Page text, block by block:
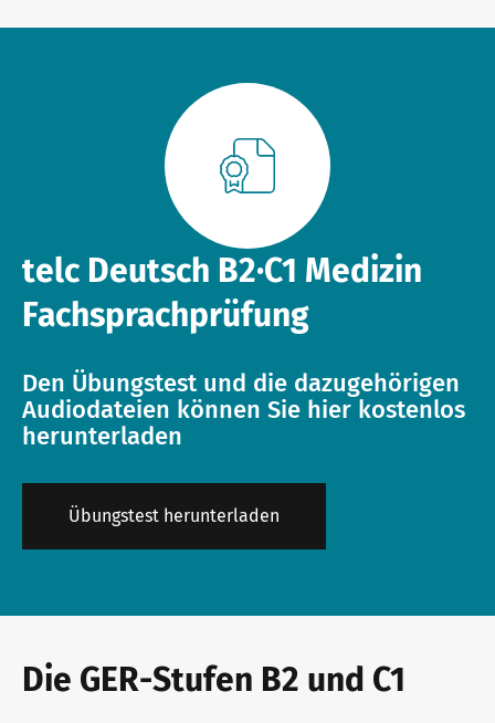
Qualifizierung Prüfungsverantwortung
Qualifikationsphasen
Trainingsformate
telc Campus
Training: Support & FAQ
Newsletter
Konferenzräume in Bad Homburg
telc Deutsch B2·C1 Medizin
Fachsprachprüfung
Den Übungstest und die dazugehörigen
Audiodateien können Sie hier kostenlos
herunterladen
Übungstest herunterladen
Die GER-Stufen B2 und C1